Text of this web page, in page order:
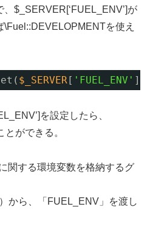
$_SERVER[‘FUEL_ENV’]が
を使え
$_SERVER [ 'FUEL_ENV' ])
を設定したら、
ができる。
関する環境変数を格納するグ
から、「FUEL_ENV」を渡し